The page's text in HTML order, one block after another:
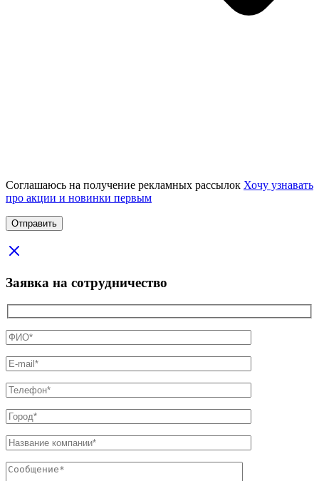
Соглашаюсь на получение рекламных рассылок Хочу узнавать
про акции и новинки первым
Заявка на сотрудничество